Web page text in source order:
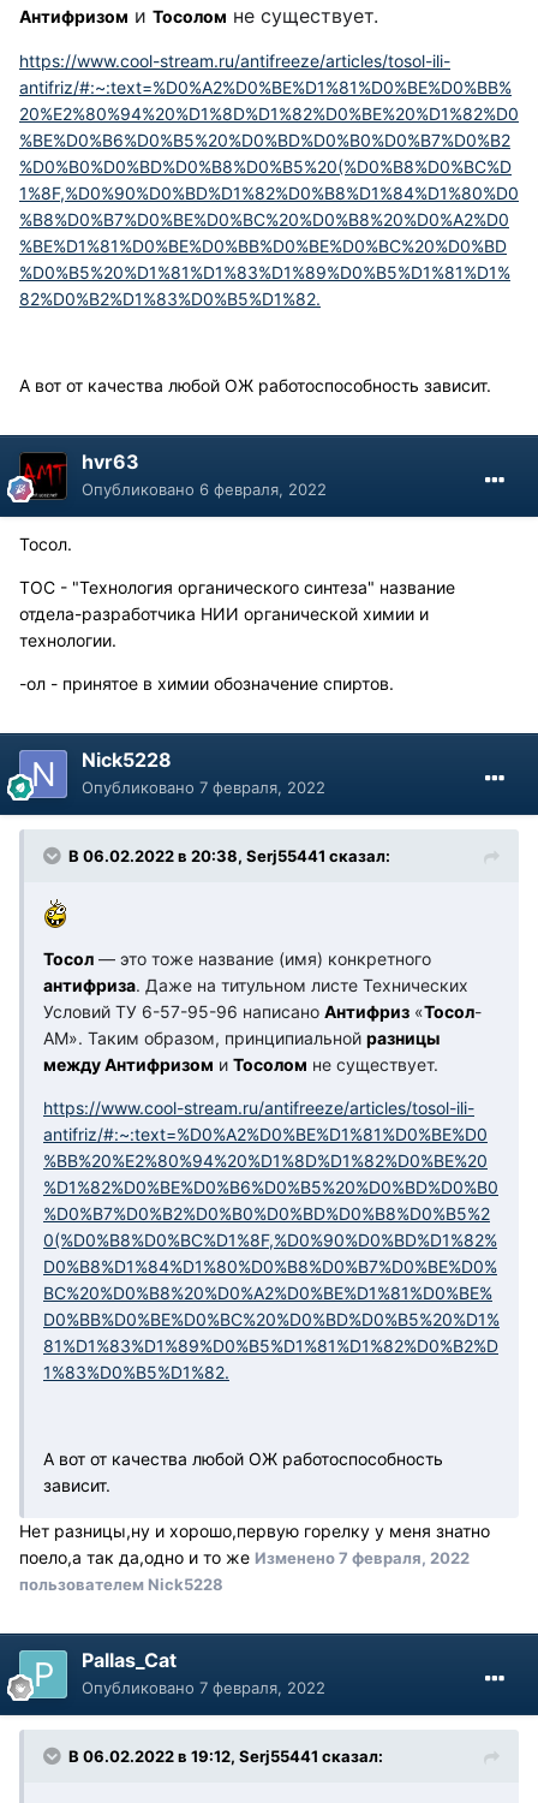
Антифризом и Тосолом не существует.
https://www.cool-stream.ru/antifreeze/articles/tosol-ili-
antifriz/#:~:text=%D0%A2%D0%BE%D1%81%D0%BE%D0%BB%
20%E2%80%94%20%D1%8D%D1%82%D0%BE%20%D1%82%D0
%BE%D0%B6%D0%B5%20%D0%BD%D0%B0%D0%B7%D0%B2
%D0%B0%D0%BD%D0%B8%D0%B5%20(%D0%B8%D0%BC%D
1%8F,%D0%90%D0%BD%D1%82%D0%B8%D1%84%D1%80%D0
%B8%D0%B7%D0%BE%D0%BC%20%D0%B8%20%D0%A2%D0
%BE%D1%81%D0%BE%D0%BB%D0%BE%D0%BC%20%D0%BD
%D0%B5%20%D1%81%D1%83%D1%89%D0%B5%D1%81%D1%
82%D0%B2%D1%83%D0%B5%D1%82.
А вот от качества любой ОЖ работоспособность зависит.
hvr63
Опубликовано 6 февраля, 2022
Тосол.
ТОС - "Технология органического синтеза" название
отдела-разработчика НИИ органической химии и
технологии.
-ол - принятое в химии обозначение спиртов.
Nick5228
Опубликовано 7 февраля, 2022
В 06.02.2022 в 20:38, Serj55441 сказал:
Тосол — это тоже название (имя) конкретного
антифриза. Даже на титульном листе Технических
Условий ТУ 6-57-95-96 написано Антифриз «Тосол-
АМ». Таким образом, принципиальной разницы
между Антифризом и Тосолом не существует.
https://www.cool-stream.ru/antifreeze/articles/tosol-ili-
antifriz/#:~:text=%D0%A2%D0%BE%D1%81%D0%BE%D0
%BB%20%E2%80%94%20%D1%8D%D1%82%D0%BE%20
%D1%82%D0%BE%D0%B6%D0%B5%20%D0%BD%D0%B0
%D0%B7%D0%B2%D0%B0%D0%BD%D0%B8%D0%B5%2
0(%D0%B8%D0%BC%D1%8F,%D0%90%D0%BD%D1%82%
D0%B8%D1%84%D1%80%D0%B8%D0%B7%D0%BE%D0%
BC%20%D0%B8%20%D0%A2%D0%BE%D1%81%D0%BE%
D0%BB%D0%BE%D0%BC%20%D0%BD%D0%B5%20%D1%
81%D1%83%D1%89%D0%B5%D1%81%D1%82%D0%B2%D
1%83%D0%B5%D1%82.
А вот от качества любой ОЖ работоспособность
зависит.
Нет разницы,ну и хорошо,первую горелку у меня знатно
поело,а так да,одно и то же Изменено7 февраля, 2022
пользователем Nick5228
Pallas_Cat
Опубликовано 7 февраля, 2022
В 06.02.2022 в 19:12, Serj55441 сказал: